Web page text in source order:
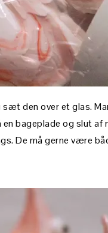
den over et glas.
bageplade og slut af
De må gerne være